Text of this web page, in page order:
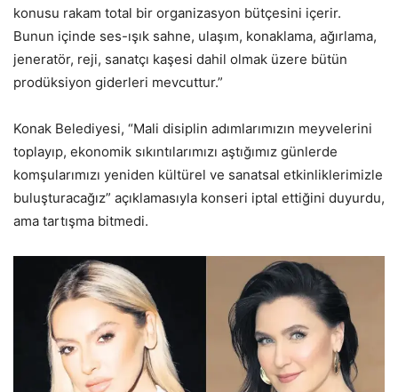
konusu rakam total bir organizasyon bütçesini içerir.
Bunun içinde ses-ışık sahne, ulaşım, konaklama, ağırlama,
jeneratör, reji, sanatçı kaşesi dahil olmak üzere bütün
prodüksiyon giderleri mevcuttur.”
Konak Belediyesi, “Mali disiplin adımlarımızın meyvelerini
toplayıp, ekonomik sıkıntılarımızı aştığımız günlerde
komşularımızı yeniden kültürel ve sanatsal etkinliklerimizle
buluşturacağız” açıklamasıyla konseri iptal ettiğini duyurdu,
ama tartışma bitmedi.